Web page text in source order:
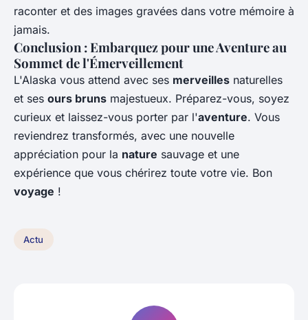
raconter et des images gravées dans votre mémoire à
jamais.
Conclusion : Embarquez pour une Aventure au
Sommet de l'Émerveillement
L'Alaska vous attend avec ses merveilles naturelles
et ses ours bruns majestueux. Préparez-vous, soyez
curieux et laissez-vous porter par l'aventure. Vous
reviendrez transformés, avec une nouvelle
appréciation pour la nature sauvage et une
expérience que vous chérirez toute votre vie. Bon
voyage !
Actu